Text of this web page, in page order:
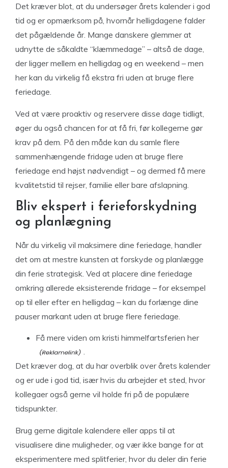
Det kræver blot, at du undersøger årets kalender i god
tid og er opmærksom på, hvornår helligdagene falder
det pågældende år. Mange danskere glemmer at
udnytte de såkaldte “klæmmedage” – altså de dage,
der ligger mellem en helligdag og en weekend – men
her kan du virkelig få ekstra fri uden at bruge flere
feriedage.
Ved at være proaktiv og reservere disse dage tidligt,
øger du også chancen for at få fri, før kollegerne gør
krav på dem. På den måde kan du samle flere
sammenhængende fridage uden at bruge flere
feriedage end højst nødvendigt – og dermed få mere
kvalitetstid til rejser, familie eller bare afslapning.
Bliv ekspert i ferieforskydning
og planlægning
Når du virkelig vil maksimere dine feriedage, handler
det om at mestre kunsten at forskyde og planlægge
din ferie strategisk. Ved at placere dine feriedage
omkring allerede eksisterende fridage – for eksempel
op til eller efter en helligdag – kan du forlænge dine
pauser markant uden at bruge flere feriedage.
Få mere viden om kristi himmelfartsferien her
Det kræver dog, at du har overblik over årets kalender
og er ude i god tid, især hvis du arbejder et sted, hvor
kollegaer også gerne vil holde fri på de populære
tidspunkter.
Brug gerne digitale kalendere eller apps til at
visualisere dine muligheder, og vær ikke bange for at
eksperimentere med splitferier, hvor du deler din ferie